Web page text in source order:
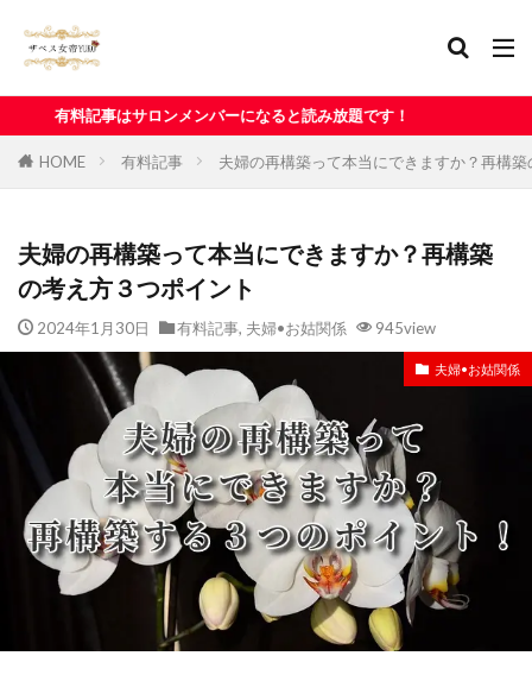
ンバーになると読み放題です！
HOME 有料記事 夫婦の再構築って本当にできますか？再構
夫婦の再構築って本当にできますか？再構築
の考え方３つポイント
2024年1月30日 有料記事, 夫婦•お姑関係 945view
夫婦•お姑関係